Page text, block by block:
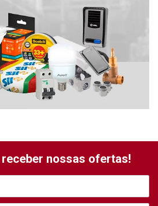
nossas ofertas!